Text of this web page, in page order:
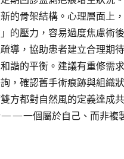
的骨架結構。心理層面上
的壓力，容易過度焦慮術
導，協助患者建立合理期
諧的平衡。建議有重修需
，確認舊手術痕跡與組織
方都對自然風的定義達成
一個屬於自己、而非複